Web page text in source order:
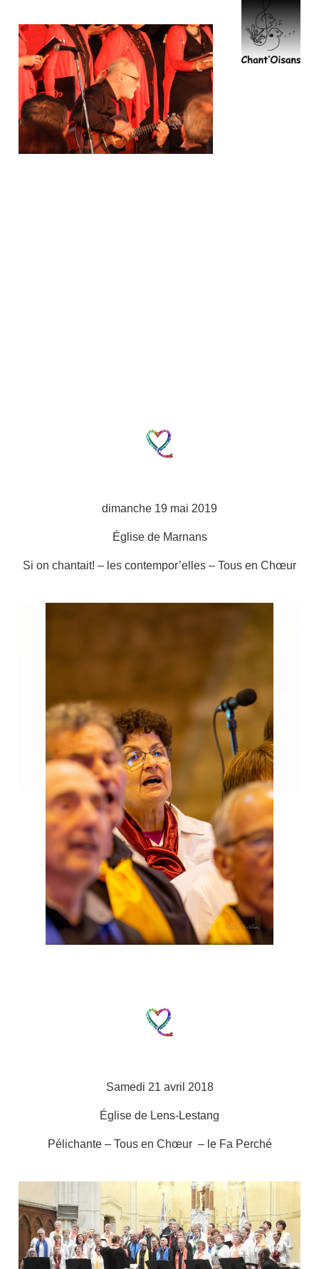
dimanche 19 mai 2019
Église de Marnans
Si on chantait! – les contempor’elles – Tous en Chœur
Samedi 21 avril 2018
Église de Lens-Lestang
Pélichante – Tous en Chœur – le Fa Perché